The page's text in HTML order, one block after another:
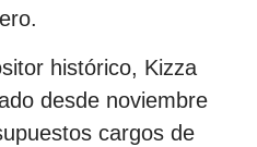
histórico, Kizza
desde noviembre
cargos de